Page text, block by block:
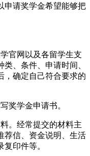
申请奖学金希望能够把
官网以及各留学生支
、条件、申请时间、
，确定自己符合要求的
奖学金申请书。
。经常提交的材料主
荐信、资金说明、生活
印件等。